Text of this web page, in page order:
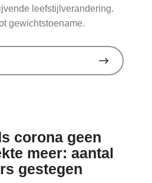
leefstijlverandering.
gewichtstoename.
corona geen
meer: aantal
gestegen